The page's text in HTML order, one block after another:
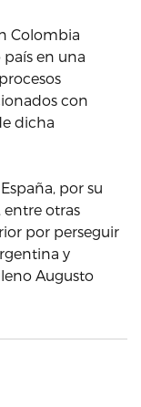
Colombia
en una
con
dicha
por su
entre otras
por perseguir
y
Augusto